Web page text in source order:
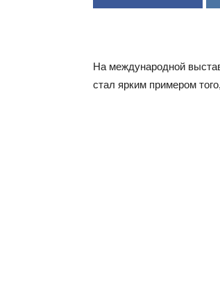
На международной
стал ярким примером